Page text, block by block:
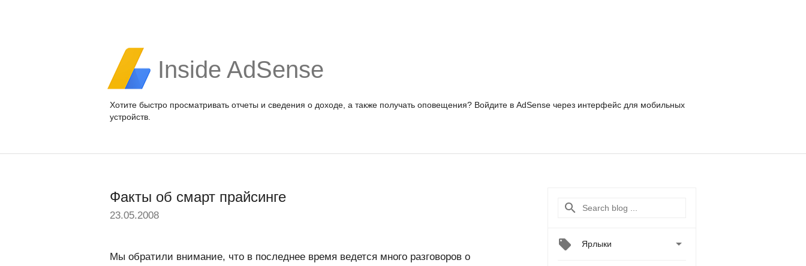
Inside AdSense
Хотите быстро просматривать отчеты и сведения о доходе, а также получать оповещения? Войдите в AdSense через интерфейс для мобильных
устройств.
Факты об смарт прайсинге
23.05.2008
Мы обратили внимание, что в последнее время ведется много разговоров о
Ярлыки 